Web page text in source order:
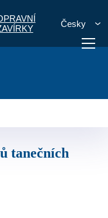
Česky